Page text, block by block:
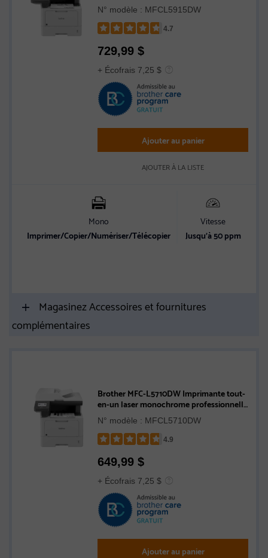
offrant un faible coût d’impression, avec
réseautage sans fil, impression,
numérisation et copie recto verso
N° modèle : MFCL5915DW
4.7
4.7
out
5
stars
729,99 $
+ Écofrais 7,25 $
Ajouter au panier
AJOUTER À LA LISTE
Mono
Imprimer/Copier/Numériser/Télécopier
Vitesse
Jusqu’à 50 ppm
Magasinez Accessoires et fournitures
complémentaires
Brother MFC-L5710DW Imprimante tout-
en-un laser monochrome professionnelle
avec réseautage sans fil et impression,
numérisation et copie recto verso
N° modèle : MFCL5710DW
4.9
4.9
out
5
stars
649,99 $
+ Écofrais 7,25 $
Ajouter au panier